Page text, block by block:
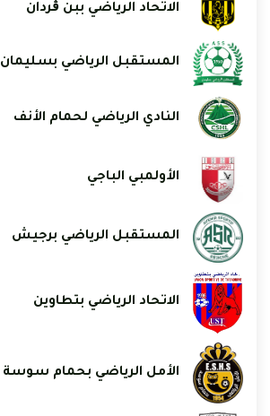
الاتحاد الرياضي ببن ڨردان
المستقبل الرياضي بسليمان
النادي الرياضي لحمام الأنف
الأولمبي الباجي
المستقبل الرياضي برجيش
الاتحاد الرياضي بتطاوين
الأمل الرياضي بحمام سوسة